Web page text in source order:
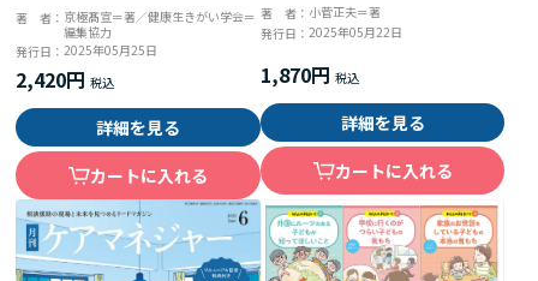
著 者： 京極髙宣＝著／健康生きがい学会＝
編集協力
発行日：2025年05月25日
2,420円
詳細を見る
カートに入れる
著 者： 小菅正夫＝著
発行日： 2025年05月22日
1,870円
詳細を見る
カートに入れる